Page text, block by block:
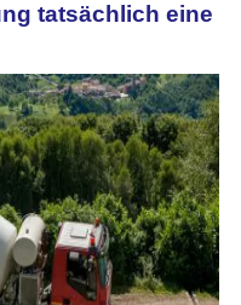
tatsächlich eine